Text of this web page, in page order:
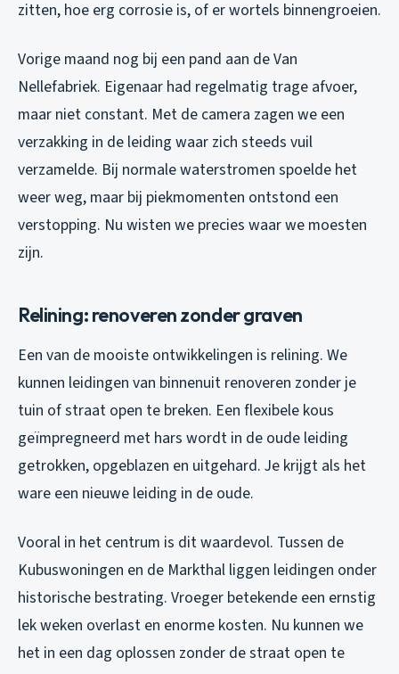
zitten, hoe erg corrosie is, of er wortels binnengroeien.
Vorige maand nog bij een pand aan de Van
Nellefabriek. Eigenaar had regelmatig trage afvoer,
maar niet constant. Met de camera zagen we een
verzakking in de leiding waar zich steeds vuil
verzamelde. Bij normale waterstromen spoelde het
weer weg, maar bij piekmomenten ontstond een
verstopping. Nu wisten we precies waar we moesten
zijn.
Relining: renoveren zonder graven
Een van de mooiste ontwikkelingen is relining. We
kunnen leidingen van binnenuit renoveren zonder je
tuin of straat open te breken. Een flexibele kous
geïmpregneerd met hars wordt in de oude leiding
getrokken, opgeblazen en uitgehard. Je krijgt als het
ware een nieuwe leiding in de oude.
Vooral in het centrum is dit waardevol. Tussen de
Kubuswoningen en de Markthal liggen leidingen onder
historische bestrating. Vroeger betekende een ernstig
lek weken overlast en enorme kosten. Nu kunnen we
het in een dag oplossen zonder de straat open te